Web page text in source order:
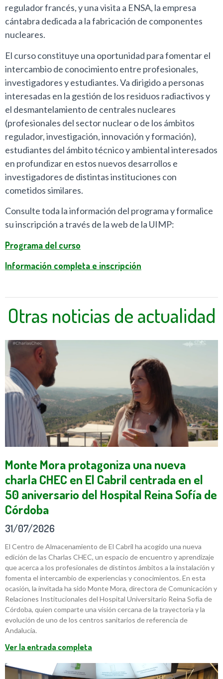
regulador francés, y una visita a ENSA, la empresa
cántabra dedicada a la fabricación de componentes
nucleares.
El curso constituye una oportunidad para fomentar el
intercambio de conocimiento entre profesionales,
investigadores y estudiantes. Va dirigido a personas
interesadas en la gestión de los residuos radiactivos y
el desmantelamiento de centrales nucleares
(profesionales del sector nuclear o de los ámbitos
regulador, investigación, innovación y formación),
estudiantes del ámbito técnico y ambiental interesados
en profundizar en estos nuevos desarrollos e
investigadores de distintas instituciones con
cometidos similares.
Consulte toda la información del programa y formalice
su inscripción a través de la web de la UIMP:
Programa del curso
Información completa e inscripción
Otras noticias de actualidad
Monte Mora protagoniza una nueva
charla CHEC en El Cabril centrada en el
50 aniversario del Hospital Reina Sofía de
Córdoba
31/07/2026
El Centro de Almacenamiento de El Cabril ha acogido una nueva
edición de las Charlas CHEC, un espacio de encuentro y aprendizaje
que acerca a los profesionales de distintos ámbitos a la instalación y
fomenta el intercambio de experiencias y conocimientos. En esta
ocasión, la invitada ha sido Monte Mora, directora de Comunicación y
Relaciones Institucionales del Hospital Universitario Reina Sofía de
Córdoba, quien comparte una visión cercana de la trayectoria y la
evolución de uno de los centros sanitarios de referencia de
Andalucía.
Ver la entrada completa